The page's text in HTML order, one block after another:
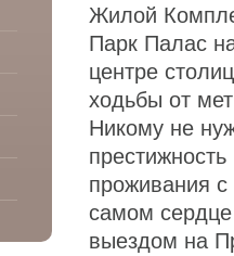
Жилой
Парк Палас
центре
ходьбы от
Никому не
проживания
самом
выездом на